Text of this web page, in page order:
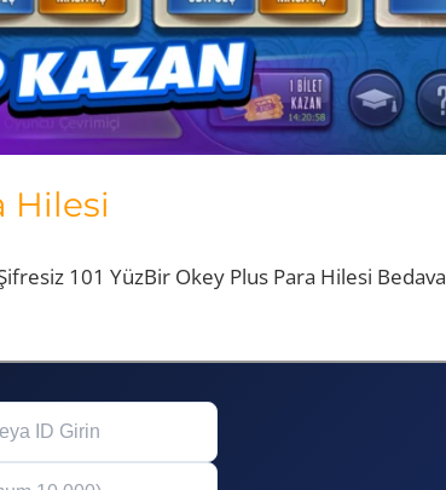
Hilesi
101 YüzBir Okey Plus Para Hilesi Bedava